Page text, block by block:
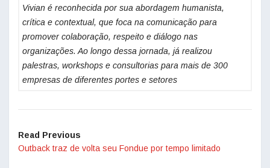
Vivian é reconhecida por sua abordagem humanista,
crítica e contextual, que foca na comunicação para
promover colaboração, respeito e diálogo nas
organizações. Ao longo dessa jornada, já realizou
palestras, workshops e consultorias para mais de 300
empresas de diferentes portes e setores
Read Previous
Outback traz de volta seu Fondue por tempo limitado